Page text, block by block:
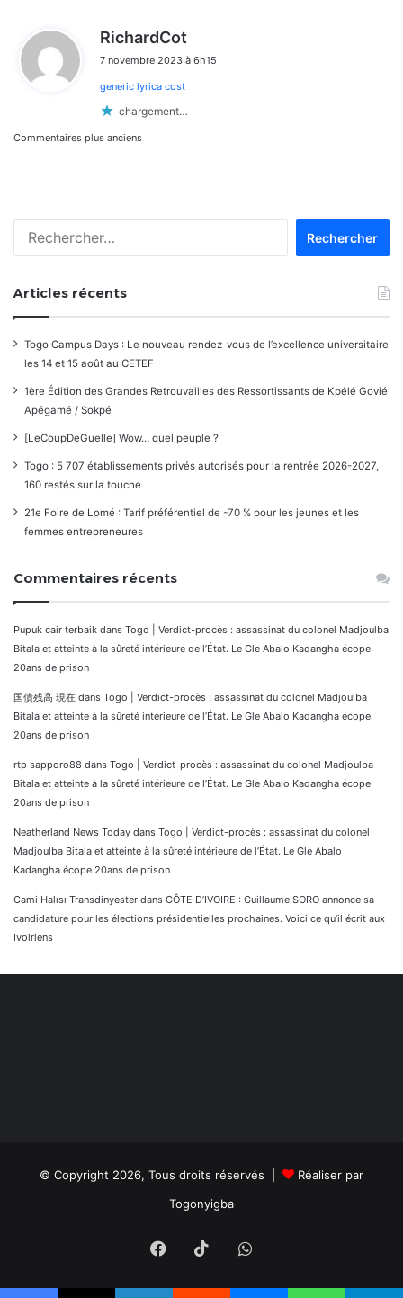
RichardCot
t
7 novembre 2023 à 6h15
generic lyrica cost
chargement…
Navigation
commentaires
Commentaires plus anciens
Articles récents
Togo Campus Days : Le nouveau rendez-vous de l’excellence universitaire
les 14 et 15 août au CETEF
1ère Édition des Grandes Retrouvailles des Ressortissants de Kpélé Govié
Apégamé / Sokpé
[LeCoupDeGuelle] Wow… quel peuple ?
Togo : 5 707 établissements privés autorisés pour la rentrée 2026-2027,
160 restés sur la touche
21e Foire de Lomé : Tarif préférentiel de -70 % pour les jeunes et les
femmes entrepreneures
Commentaires récents
Pupuk cair terbaik dans Togo | Verdict-procès : assassinat du colonel Madjoulba
Bitala et atteinte à la sûreté intérieure de l’État. Le Gle Abalo Kadangha écope
20ans de prison
国債残高 現在 dans Togo | Verdict-procès : assassinat du colonel Madjoulba
Bitala et atteinte à la sûreté intérieure de l’État. Le Gle Abalo Kadangha écope
20ans de prison
rtp sapporo88 dans Togo | Verdict-procès : assassinat du colonel Madjoulba
Bitala et atteinte à la sûreté intérieure de l’État. Le Gle Abalo Kadangha écope
20ans de prison
Neatherland News Today dans Togo | Verdict-procès : assassinat du colonel
Madjoulba Bitala et atteinte à la sûreté intérieure de l’État. Le Gle Abalo
Kadangha écope 20ans de prison
Cami Halısı Transdinyester dans CÔTE D’IVOIRE : Guillaume SORO annonce sa
candidature pour les élections présidentielles prochaines. Voici ce qu’il écrit aux
Ivoiriens
© Copyright 2026, Tous droits réservés |
Réaliser par
Togonyigba
Facebook
TikTokWhatsApp